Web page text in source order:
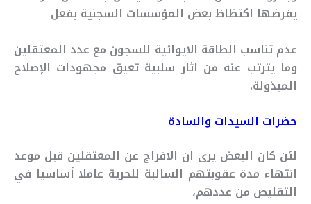
يفرضها اكتظاظ بعض المؤسسات السجنية بفعل
عدم تناسب الطاقة الايوائية للسجون مع عدد المعتقلين
وما يترتب عنه من اثار سلبية تعيق مجهودات الإصلاح
المبذولة.
حضرات السيدات والسادة
لئن كان البعض يرى ان الافراج عن المعتقلين قبل موعد
انتهاء مدة عقوبتهم السالبة للحرية عاملا أساسيا في
التقليص من عددهم،